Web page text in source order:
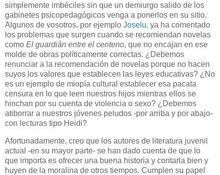
simplemente imbéciles sin que un demiurgo salido de los
gabinetes psicopedagógicos venga a ponerlos en su sitio.
Algunos de vosotros, por ejemplo Joselu, ya ha comentado
los problemas que surgen cuando se recomiendan novelas
como El guardián entre el centeno, que no encajan en ese
molde de obras políticamente correctas. ¿Debemos
renunciar a la recomendación de novelas porque no hacen
suyos los valores que establecen las leyes educativas? ¿No
es un ejemplo de miopía cultural establecer esa pacata
censura en lo que leen nuestros hijos mientras ellos se
hinchan por su cuenta de violencia o sexo? ¿Debemos
atiborrar a nuestros jóvenes peludos -por arriba y por abajo-
con lecturas tipo Heidi?
Afortunadamente, creo que los autores de literatura juvenil
actual -en su mayor parte- se han dado cuenta de que lo
que importa es ofrecer una buena historia y contarla bien y
huyen de la moralina de otros tiempos. Cumplen su papel